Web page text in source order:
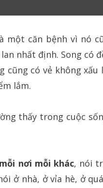
một căn bệnh vì nó
nhất định. Song có
cũng có vẻ không
lắm.
thấy trong cuộc
nơi mỗi khác, nói
ở nhà, ở vỉa hè, ở